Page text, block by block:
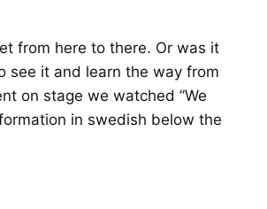
from here to there. Or was it
see it and learn the way from
on stage we watched ”We
in swedish below the